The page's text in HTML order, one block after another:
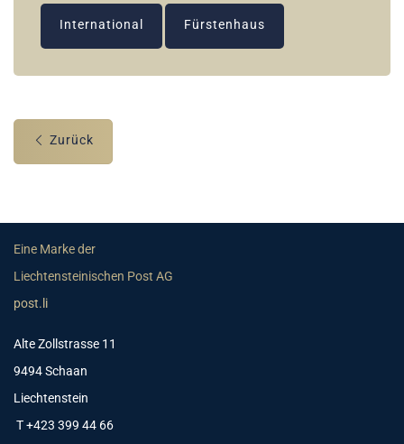
International Fürstenhaus
Zurück
Eine Marke der
Liechtensteinischen Post AG
post.li
Alte Zollstrasse 11
9494 Schaan
Liechtenstein
T +423 399 44 66